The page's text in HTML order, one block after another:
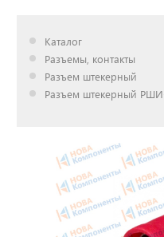
Каталог
Разъемы, контакты
Разъем штекерный
Разъем штекерный